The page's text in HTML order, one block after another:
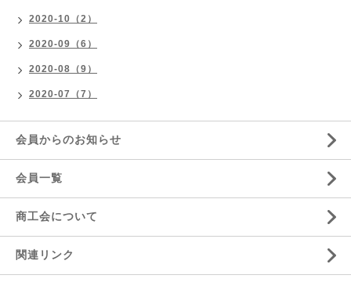
2020-10（2）
2020-09（6）
2020-08（9）
2020-07（7）
会員からのお知らせ
会員一覧
商工会について
関連リンク